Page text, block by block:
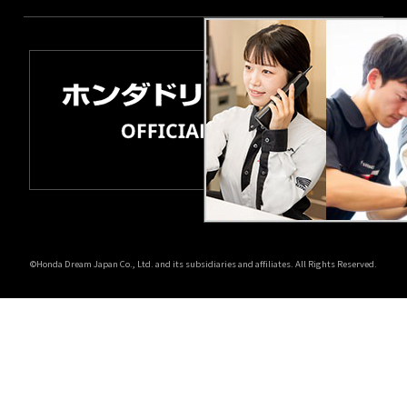
©Honda Dream Japan Co., Ltd. and its subsidiaries and affiliates. All Rights Reserved.